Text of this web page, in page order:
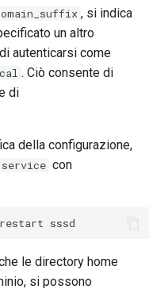
, si indica
un altro
autenticarsi come
. Ciò consente di
di
della configurazione,
con
restart
le directory home
si possono